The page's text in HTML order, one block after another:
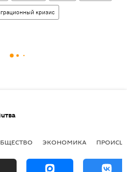
кризис
ЭКОНОМИКА